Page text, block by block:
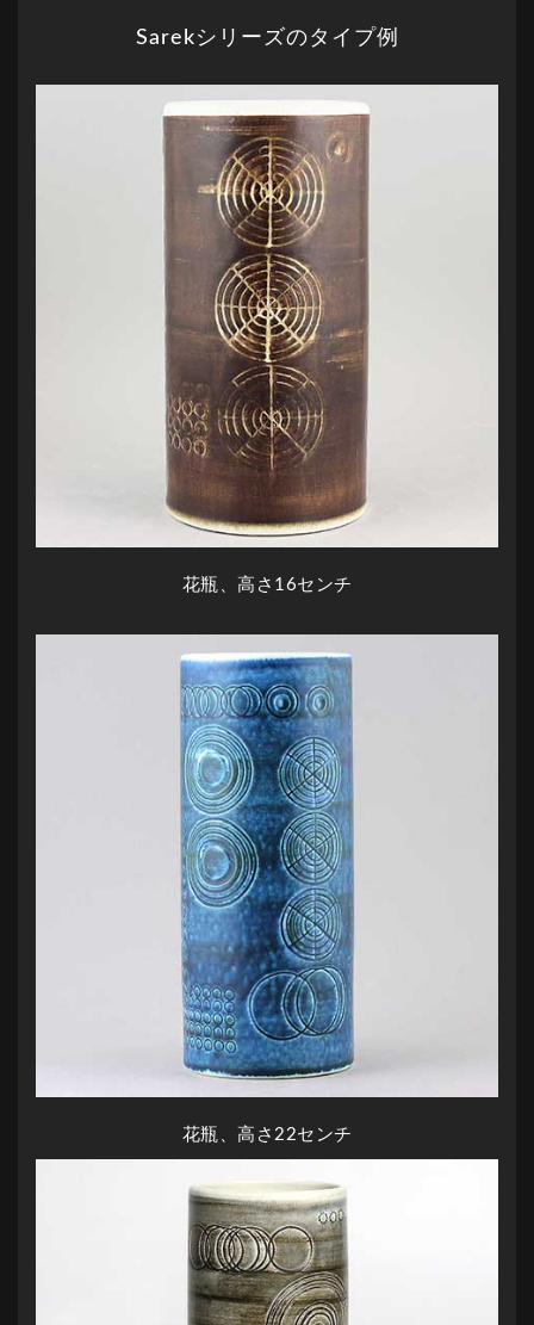
Sarekシリーズのタイプ例
花瓶、高さ16センチ
花瓶、高さ22センチ